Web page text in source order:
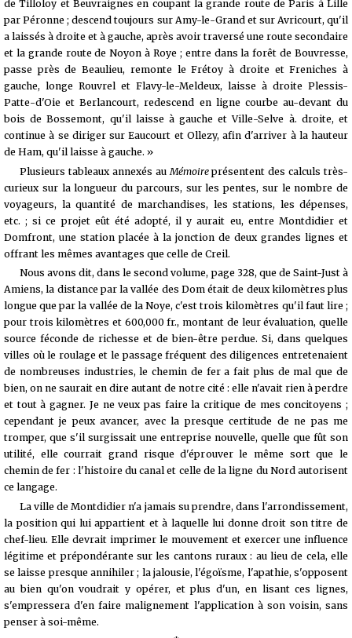
de Tilloloy et Beuvraignes en coupant la grande route de Paris à Lille
par Péronne ; descend toujours sur Amy-le-Grand et sur Avricourt, qu'il
a laissés à droite et à gauche, après avoir traversé une route secondaire
et la grande route de Noyon à Roye ; entre dans la forêt de Bouvresse,
passe près de Beaulieu, remonte le Frétoy à droite et Freniches à
gauche, longe Rouvrel et Flavy-le-Meldeux, laisse à droite Plessis-
Patte-d'Oie et Berlancourt, redescend en ligne courbe au-devant du
bois de Bossemont, qu'il laisse à gauche et Ville-Selve à. droite, et
continue à se diriger sur Eaucourt et Ollezy, afin d'arriver à la hauteur
de Ham, qu'il laisse à gauche. »
Plusieurs tableaux annexés au Mémoireprésentent des calculs très-
curieux sur la longueur du parcours, sur les pentes, sur le nombre de
voyageurs, la quantité de marchandises, les stations, les dépenses,
etc. ; si ce projet eût été adopté, il y aurait eu, entre Montdidier et
Domfront, une station placée à la jonction de deux grandes lignes et
offrant les mêmes avantages que celle de Creil.
Nous avons dit, dans le second volume, page 328, que de Saint-Just à
Amiens, la distance par la vallée des Dom était de deux kilomètres plus
longue que par la vallée de la Noye, c'est trois kilomètres qu'il faut lire ;
pour trois kilomètres et 600,000 fr., montant de leur évaluation, quelle
source féconde de richesse et de bien-être perdue. Si, dans quelques
villes où le roulage et le passage fréquent des diligences entretenaient
de nombreuses industries, le chemin de fer a fait plus de mal que de
bien, on ne saurait en dire autant de notre cité : elle n'avait rien à perdre
et tout à gagner. Je ne veux pas faire la critique de mes concitoyens ;
cependant je peux avancer, avec la presque certitude de ne pas me
tromper, que s'il surgissait une entreprise nouvelle, quelle que fût son
utilité, elle courrait grand risque d'éprouver le même sort que le
chemin de fer : l'histoire du canal et celle de la ligne du Nord autorisent
ce langage.
La ville de Montdidier n'a jamais su prendre, dans l'arrondissement,
la position qui lui appartient et à laquelle lui donne droit son titre de
chef-lieu. Elle devrait imprimer le mouvement et exercer une influence
légitime et prépondérante sur les cantons ruraux : au lieu de cela, elle
se laisse presque annihiler ; la jalousie, l'égoïsme, l'apathie, s'opposent
au bien qu'on voudrait y opérer, et plus d'un, en lisant ces lignes,
s'empressera d'en faire malignement l'application à son voisin, sans
penser à soi-même.